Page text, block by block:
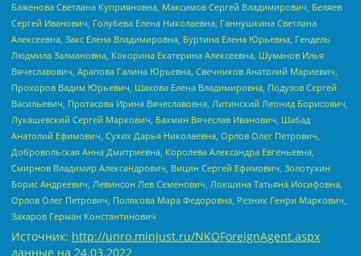
Баженова Светлана Куприяновна, Максимов Сергей Владимирович, Беляев
Сергей Иванович, Голубева Елена Николаевна, Ганнушкина Светлана
Алексеевна, Закс Елена Владимировна, Буртина Елена Юрьевна, Гендель
Людмила Залмановна, Кокорина Екатерина Алексеевна, Шуманов Илья
Вячеславович, Арапова Галина Юрьевна, Свечников Анатолий Мариевич,
Прохоров Вадим Юрьевич, Шахова Елена Владимировна, Подузов Сергей
Васильевич, Протасова Ирина Вячеславовна, Литинский Леонид Борисович,
Лукашевский Сергей Маркович, Бахмин Вячеслав Иванович, Шабад
Анатолий Ефимович, Сухих Дарья Николаевна, Орлов Олег Петрович,
Добровольская Анна Дмитриевна, Королева Александра Евгеньевна,
Смирнов Владимир Александрович, Вицин Сергей Ефимович, Золотухин
Борис Андреевич, Левинсон Лев Семенович, Локшина Татьяна Иосифовна,
Орлов Олег Петрович, Полякова Мара Федоровна, Резник Генри Маркович,
Захаров Герман Константинович
Источник: http://unro.minjust.ru/NKOForeignAgent.aspx
данные на 24.03.2022